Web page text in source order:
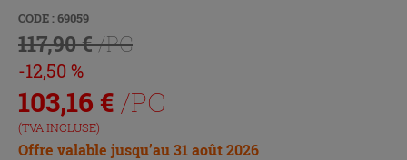
CODE : 69059
117,90 €/PC
-12,50 %
103,16 € /PC
(TVA INCLUSE)
Offre valable jusqu’au 31 août 2026